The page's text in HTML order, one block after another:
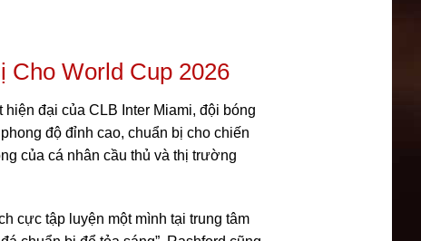
Cho World Cup 2026
đại của CLB Inter Miami, đội bóng
độ đỉnh cao, chuẩn bị cho chiến
của cá nhân cầu thủ và thị trường
cực tập luyện một mình tại trung tâm